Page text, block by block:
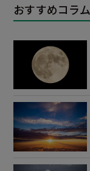
おすすめコラム